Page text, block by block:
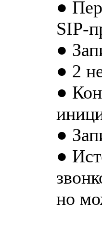
●
SIP-
●
● 2
●
●
●
но